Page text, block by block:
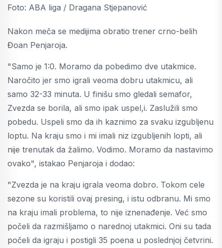
Foto: ABA liga / Dragana Stjepanović
Nakon meča se medijima obratio trener crno-belih
Đoan Penjaroja.
"Samo je 1:0. Moramo da pobedimo dve utakmice.
Naročito jer smo igrali veoma dobru utakmicu, ali
samo 32-33 minuta. U finišu smo gledali semafor,
Zvezda se borila, ali smo ipak uspel,i. Zaslužili smo
pobedu. Uspeli smo da ih kaznimo za svaku izgubljenu
loptu. Na kraju smo i mi imali niz izgubljenih lopti, ali
nije trenutak da žalimo. Vodimo. Moramo da nastavimo
ovako", istakao Penjaroja i dodao:
"Zvezda je na kraju igrala veoma dobro. Tokom cele
sezone su koristili ovaj presing, i istu odbranu. Mi smo
na kraju imali problema, to nije iznenađenje. Već smo
počeli da razmišljamo o narednoj utakmici. Oni su tada
počeli da igraju i postigli 35 poena u poslednjoj četvrini.